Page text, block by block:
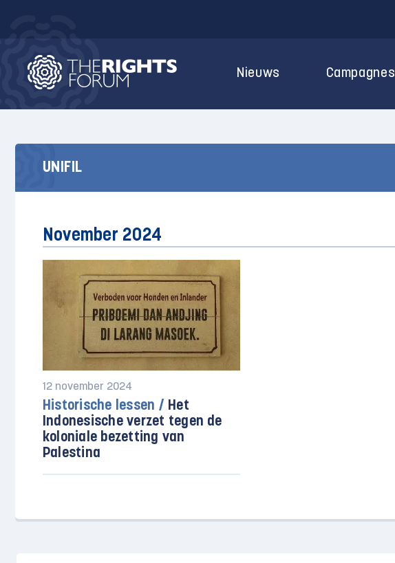
Nieuws Campagnes
UNIFIL
November 2024
12 november 2024
Historische lessen / Het
Indonesische verzet tegen de
koloniale bezetting van
Palestina